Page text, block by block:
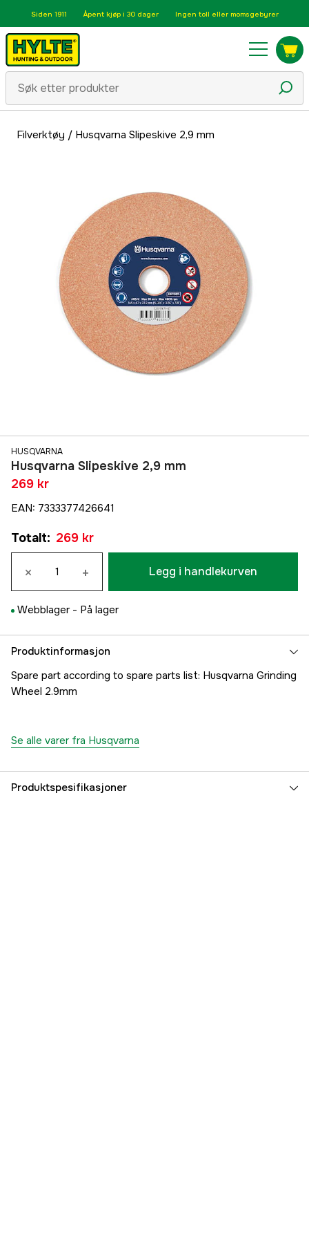
Siden 1911 Åpent kjøp i 30 dager Ingen toll eller momsgebyrer
Filverktøy / Husqvarna Slipeskive 2,9 mm
HUSQVARNA
Husqvarna Slipeskive 2,9 mm
269 kr
EAN: 7333377426641
Totalt: 269 kr
× + Legg i handlekurven
Webblager - På lager
Produktinformasjon
Spare part according to spare parts list: Husqvarna Grinding
Wheel 2.9mm
Se alle varer fra Husqvarna
Produktspesifikasjoner